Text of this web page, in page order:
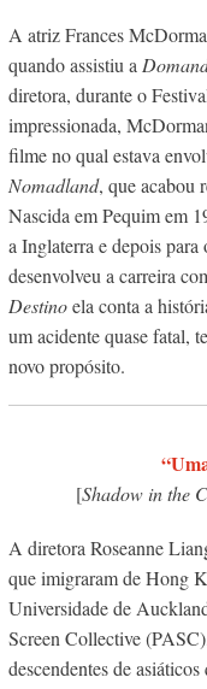
A atriz Frances
quando assistiu a
diretora, durante o
impressionada,
filme no qual estava
Nomadland, que acabou
Nascida em Pequim em
a Inglaterra e depois
desenvolveu a carreira
Destinoela conta a
um acidente quase fatal,
novo propósito.
[Shadow in the
A diretora Roseanne
que imigraram de Hong
Universidade de
Screen Collective
descendentes de